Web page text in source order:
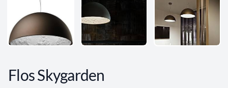
Flos Skygarden